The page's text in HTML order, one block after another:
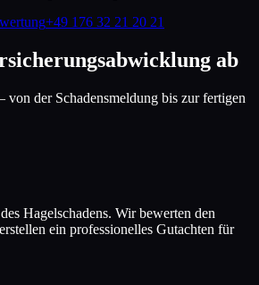
+49 176 32 21 20 21
ab
der Schadensmeldung bis zur fertigen
Hagelschadens. Wir bewerten den
ein professionelles Gutachten für